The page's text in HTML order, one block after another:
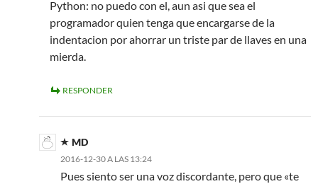
Python: no puedo con el, aun asi que sea el
programador quien tenga que encargarse de la
indentacion por ahorrar un triste par de llaves en una
mierda.
RESPONDER
MD
2016-12-30 A LAS 13:24
Pues siento ser una voz discordante, pero que «te